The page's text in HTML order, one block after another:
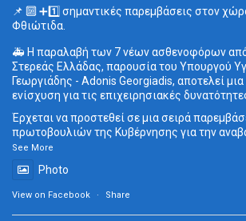
📌 🔟 ➕1️⃣ σημαντικές παρεμβάσεις στον
Φθιώτιδα.
🚑 Η παραλαβή των 7 νέων ασθενοφόρων
Στερεάς Ελλάδας, παρουσία του Υπουργού
Γεωργιάδης - Adonis Georgiadis, αποτελεί
ενίσχυση για τις επιχειρησιακές
Έρχεται να προστεθεί σε μια σειρά
πρωτοβουλιών της Κυβέρνησης για την
See More
Photo
View on Facebook · Share